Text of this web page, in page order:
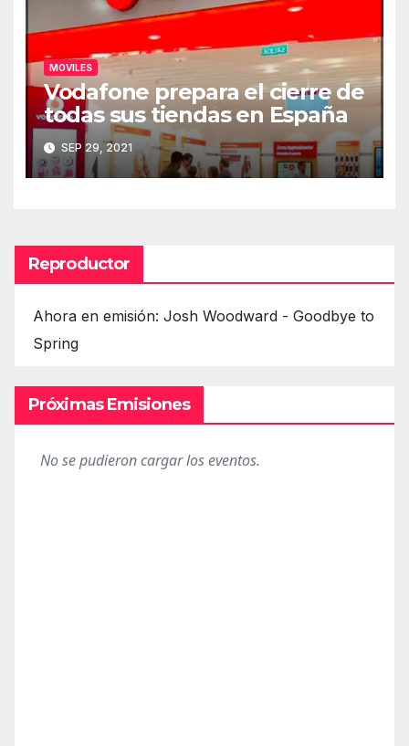
MOVILES
Vodafone prepara el cierre de
todas sus tiendas en España
SEP 29, 2021
Reproductor
Ahora en emisión: Josh Woodward - Goodbye to
Spring
Próximas Emisiones